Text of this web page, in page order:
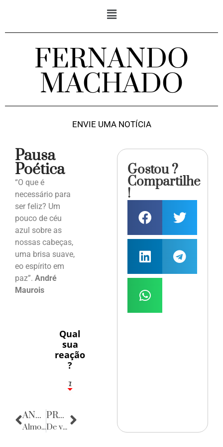
FERNANDO
MACHADO
ENVIE UMA NOTÍCIA
Pausa
Poética
“O que é
necessário para
ser feliz? Um
pouco de céu
azul sobre as
nossas cabeças,
uma brisa suave,
eo espírito em
paz”. André
Maurois
Qual
sua
reação
?
1
7
ANTERIOR
Almoço da Victor Hugo
PRÓXIMA
De volta para o passado
Gostou ?
Compartilhe
!